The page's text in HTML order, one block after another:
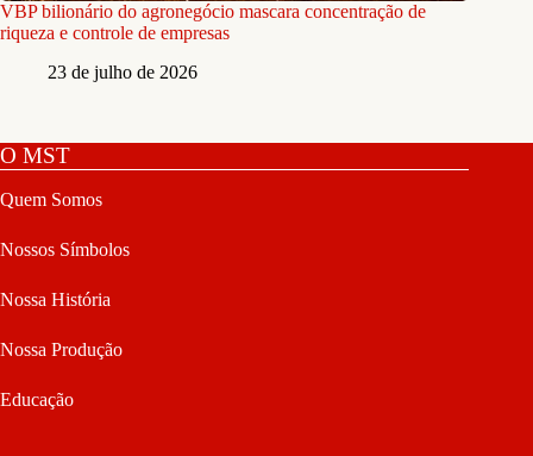
VBP bilionário do agronegócio mascara concentração de
riqueza e controle de empresas
23 de julho de 2026
O MST
Quem Somos
Nossos Símbolos
Nossa História
Nossa Produção
Educação